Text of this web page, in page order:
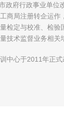
政府行政事业单位
商局注册转企运作
检定与校准、检验
技术监督业务相关
中心于2011年正式